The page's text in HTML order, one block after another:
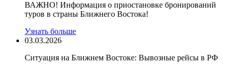
ВАЖНО! Информация о приостановке бронирований
туров в страны Ближнего Востока!
Узнать больше
03.03.2026
Ситуация на Ближнем Востоке: Вывозные рейсы в РФ